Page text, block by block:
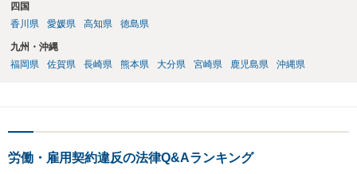
四国
香川県
愛媛県 高知県 徳島県
九州・沖縄
福岡県
佐賀県 長崎県 熊本県 大分県 宮崎県 鹿児島県 沖縄県
労働・雇用契約違反の法律Q&Aランキング